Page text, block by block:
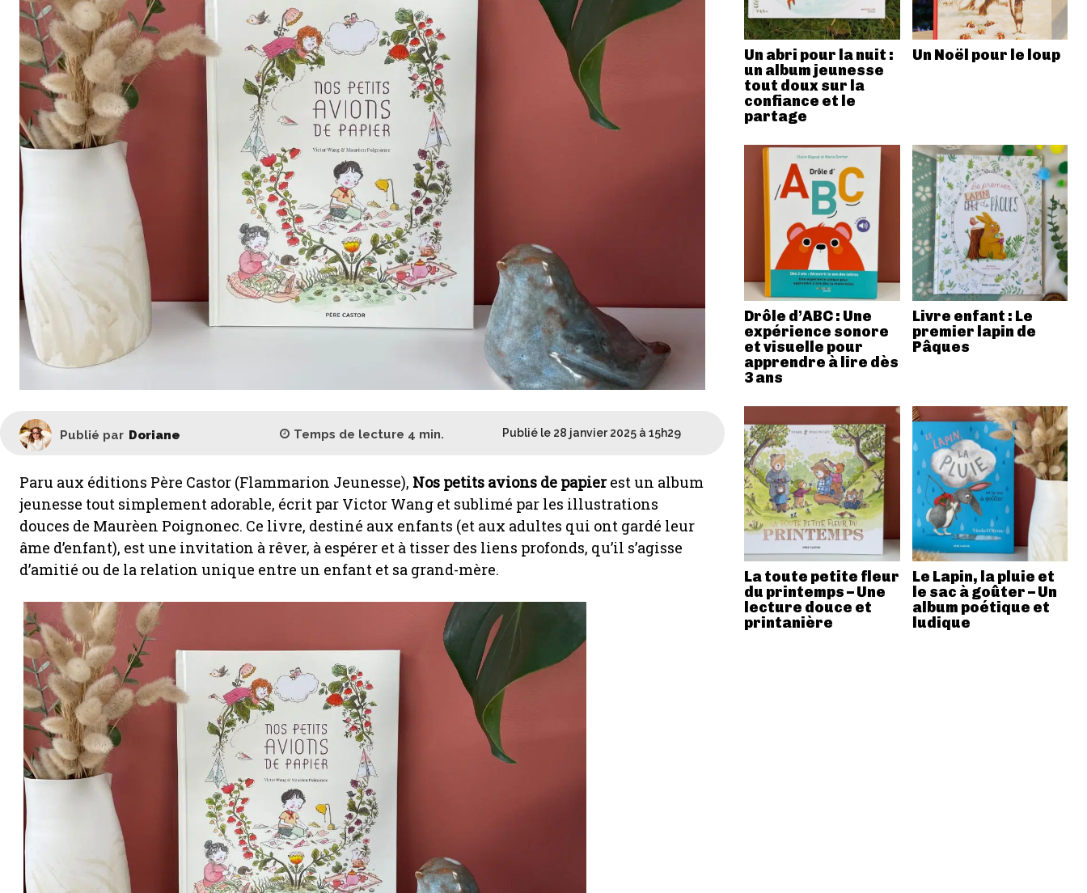
Publié par Doriane Temps de lecture 4 min. Publié le 28 janvier 2025 à 15h29
Paru aux éditions Père Castor (Flammarion Jeunesse), Nos petits avions de papierest un album
jeunesse tout simplement adorable, écrit par Victor Wang et sublimé par les illustrations
douces de Maurèen Poignonec. Ce livre, destiné aux enfants (et aux adultes qui ont gardé leur
âme d’enfant), est une invitation à rêver, à espérer et à tisser des liens profonds, qu’il s’agisse
d’amitié ou de la relation unique entre un enfant et sa grand-mère.
Un abri pour la nuit :
un album jeunesse
tout doux sur la
confiance et le
partage
Un Noël pour le loup
Drôle d’ABC : Une
expérience sonore
et visuelle pour
apprendre à lire dès
3 ans
Livre enfant : Le
premier lapin de
Pâques
La toute petite fleur
du printemps – Une
lecture douce et
printanière
Le Lapin, la pluie et
le sac à goûter – Un
album poétique et
ludique